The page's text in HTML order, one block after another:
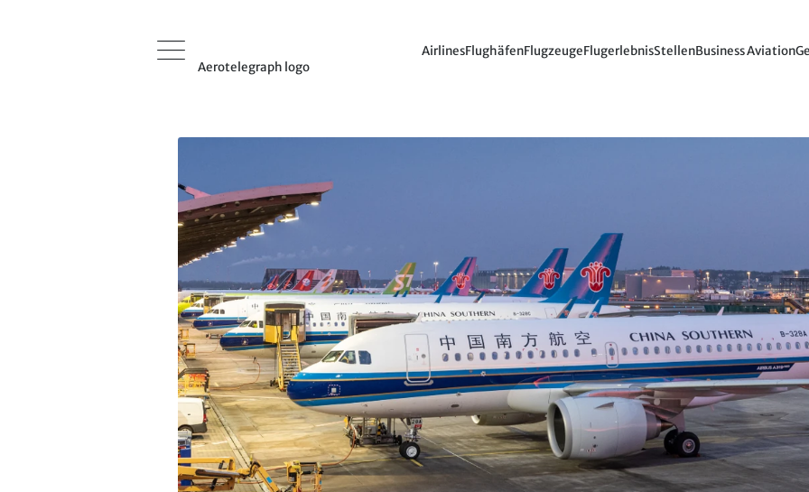
Aerotelegraph logo
AirlinesFlughäfenFlugzeugeFlugerlebnisStellenBusiness Aviation